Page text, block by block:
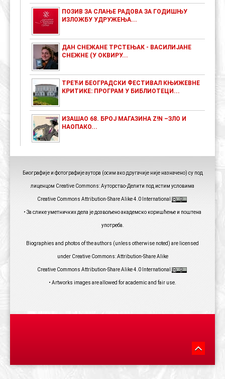
ПОЗИВ ЗА СЛАЊЕ РАДОВА ЗА ГОДИШЊУ
ИЗЛОЖБУ УДРУЖЕЊА...
ДАН СНЕЖАНЕ ТРСТЕЊАК - ВАСИЛИЈАНЕ
СНЕЖНЕ (У ОКВИРУ...
ТРЕЋИ БЕОГРАДСКИ ФЕСТИВАЛ КЊИЖЕВНЕ
КРИТИКЕ: ПРОГРАМ У БИБЛИОТЕЦИ...
ИЗАШАО 68. БРОЈ МАГАЗИНА Z!N –ЗЛО И
НАОПАКО...
Биографије и фотографије аутора (осим ако другачије није назначено) су под
лиценцом Creative Commons: Ауторство-Делити под истим условима
Creative Commons Attribution-Share Alike 4.0 International
• За слике уметничких дела је дозвољено академско коришћење и поштена
употреба.
Biographies and photos of the authors (unless otherwise noted) are licensed
under Creative Commons: Attribution-Share Alike
Creative Commons Attribution-Share Alike 4.0 International
• Artworks images are allowed for academic and fair use.